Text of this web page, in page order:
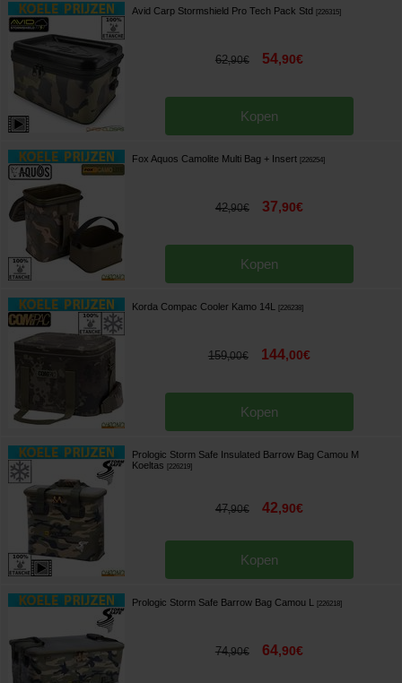
Avid Carp Stormshield Pro Tech Pack Std [226315]
62,90€ 54,90€
Kopen
Fox Aquos Camolite Multi Bag + Insert [226254]
42,90€ 37,90€
Kopen
Korda Compac Cooler Kamo 14L [226238]
159,00€ 144,00€
Kopen
Prologic Storm Safe Insulated Barrow Bag Camou M
Koeltas [226219]
47,90€ 42,90€
Kopen
Prologic Storm Safe Barrow Bag Camou L [226218]
74,90€ 64,90€